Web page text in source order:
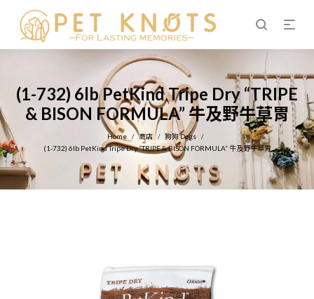
(1-732) 6lb PetKind Tripe Dry “TRIPE
& BISON FORMULA” 牛及野牛草胃
Home / 商店 / 狗狗 Dogs /
(1-732) 6lb PetKind Tripe Dry “TRIPE & BISON FORMULA” 牛及野牛草胃